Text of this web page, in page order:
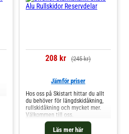
208 kr (245 kr)
Läs mer här
Jämför priser
Hos oss på Skistart hittar du allt
du behöver för längdskidåkning,
rullskidåkning och mycket mer.
Välkommen till oss.